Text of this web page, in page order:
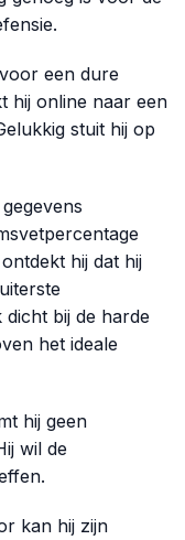
een dure
hij online naar een
stuit hij op
hij dat hij
dicht bij de harde
het ideale
hij geen
wil de
kan hij zijn